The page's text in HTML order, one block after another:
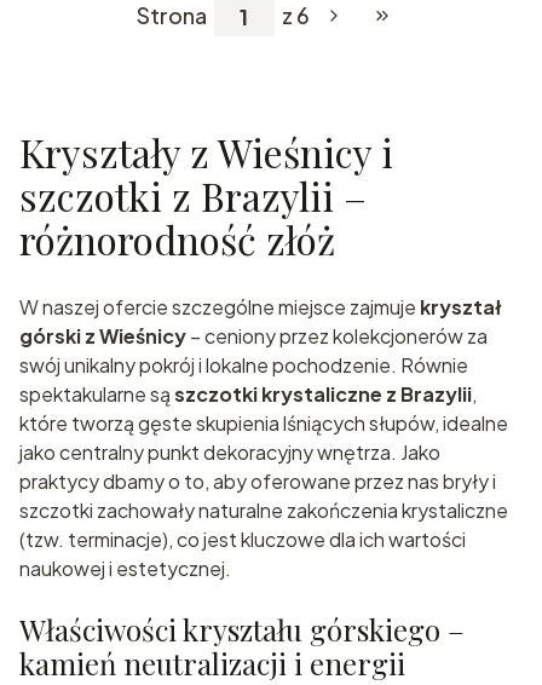
Strona z 6 Przejdź do
Kryształy z Wieśnicy i
szczotki z Brazylii –
różnorodność złóż
W naszej ofercie szczególne miejsce zajmuje kryształ
górski z Wieśnicy– ceniony przez kolekcjonerów za
swój unikalny pokrój i lokalne pochodzenie. Równie
spektakularne sąszczotki krystaliczne z Brazylii,
które tworzą gęste skupienia lśniących słupów, idealne
jako centralny punkt dekoracyjny wnętrza. Jako
praktycy dbamy o to, aby oferowane przez nas bryły i
szczotki zachowały naturalne zakończenia krystaliczne
(tzw. terminacje), co jest kluczowe dla ich wartości
naukowej i estetycznej.
Właściwości kryształu górskiego –
kamień neutralizacji i energii